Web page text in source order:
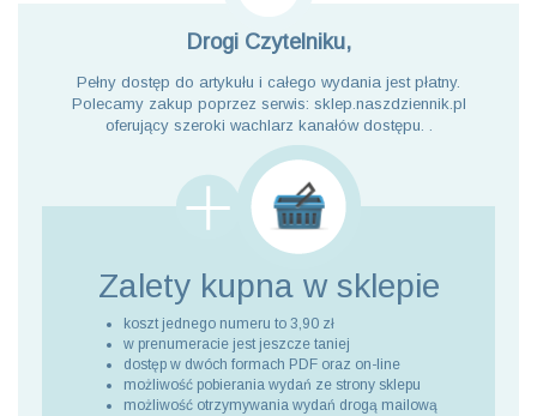
Drogi Czytelniku,
Pełny dostęp do artykułu i całego wydania jest płatny.
Polecamy zakup poprzez serwis: sklep.naszdziennik.pl
oferujący szeroki wachlarz kanałów dostępu. .
Zalety kupna w sklepie
koszt jednego numeru to 3,90 zł
w prenumeracie jest jeszcze taniej
dostęp w dwóch formach PDF oraz on-line
możliwość pobierania wydań ze strony sklepu
możliwość otrzymywania wydań drogą mailową